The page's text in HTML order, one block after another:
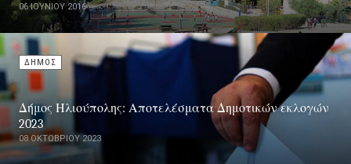
06 ΙΟΥΝΊΟΥ 2016
ΔΗΜΟΣ
Δήμος Ηλιούπολης: Αποτελέσματα Δημοτικών εκλογών
2023
08 ΟΚΤΩΒΡΊΟΥ 2023